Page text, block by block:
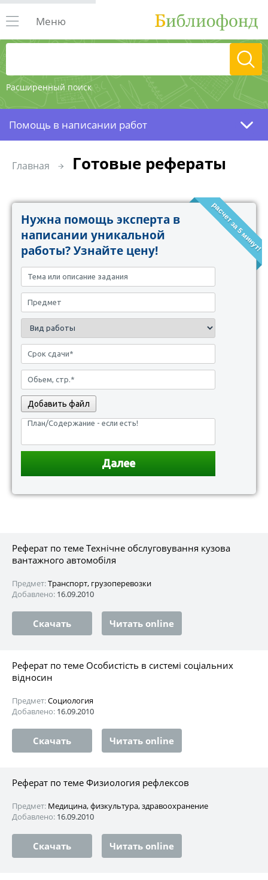
Расширенный поиск
Меню
Помощь в написании работ
Главная Готовые рефераты
расчет за 5 минут!
Нужна помощь эксперта в
написании уникальной
работы? Узнайте цену!
Добавить файл
Реферат по теме Технічне обслуговування кузова
вантажного автомобіля
Предмет:Транспорт, грузоперевозки
Добавлено: 16.09.2010
Скачать Читать online
Реферат по теме Особистість в системі соціальних
відносин
Предмет:Социология
Добавлено: 16.09.2010
Скачать Читать online
Реферат по теме Физиология рефлексов
Предмет: Медицина, физкультура, здравоохранение
Добавлено: 16.09.2010
Скачать Читать online